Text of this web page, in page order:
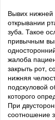
Вывих
открывании
зуба. Такое
привычным
жалоба
закрыть рот,
нижняя
подскуловой
которого
При
соотношение